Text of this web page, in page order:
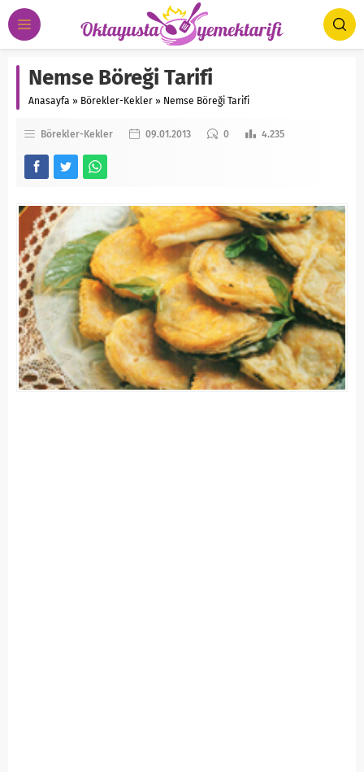
Nemse Böreği Tarifi
Anasayfa » Börekler-Kekler » Nemse Böreği Tarifi
Börekler-Kekler 09.01.2013 0 4.235